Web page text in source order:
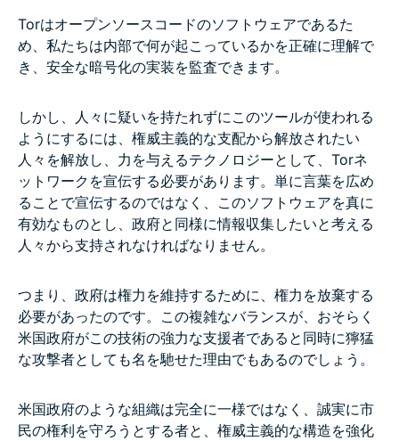
Torはオープンソースコードのソフトウェアであるた
め、私たちは内部で何が起こっているかを正確に理解で
き、安全な暗号化の実装を監査できます。
しかし、人々に疑いを持たれずにこのツールが使われる
ようにするには、権威主義的な支配から解放されたい
人々を解放し、力を与えるテクノロジーとして、Torネ
ットワークを宣伝する必要があります。単に言葉を広め
ることで宣伝するのではなく、このソフトウェアを真に
有効なものとし、政府と同様に情報収集したいと考える
人々から支持されなければなりません。
つまり、政府は権力を維持するために、権力を放棄する
必要があったのです。この複雑なバランスが、おそらく
米国政府がこの技術の強力な支援者であると同時に獰猛
な攻撃者としても名を馳せた理由でもあるのでしょう。
米国政府のような組織は完全に一様ではなく、誠実に市
民の権利を守ろうとする者と、権威主義的な構造を強化